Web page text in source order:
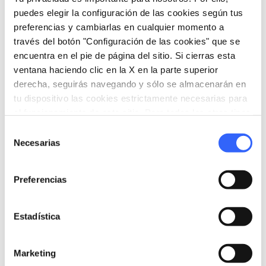
puedes elegir la configuración de las cookies según tus
preferencias y cambiarlas en cualquier momento a
través del botón "Configuración de las cookies" que se
encuentra en el pie de página del sitio. Si cierras esta
ventana haciendo clic en la X en la parte superior
derecha, seguirás navegando y sólo se almacenarán en
tu dispositivo las cookies estrictamente necesarias para
Necesarias
Preferencias
Estadística
Marketing
Renacimiento italiano.